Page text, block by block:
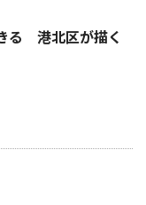
る 港北区が描く